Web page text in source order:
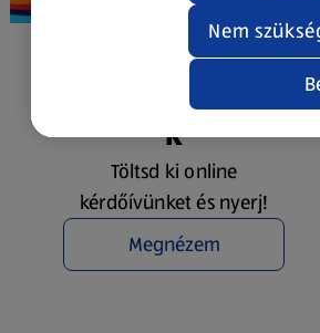
NYEREMÉNYJÁTÉ
K
Töltsd ki online
kérdőívünket és nyerj!
Megnézem
Nem